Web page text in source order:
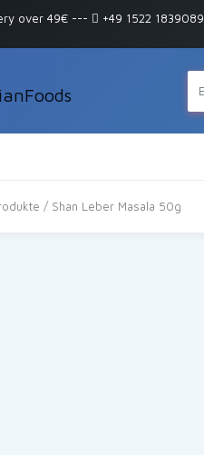
over 49€ --- +49 1522 1839089
/ Shan Leber Masala 50g